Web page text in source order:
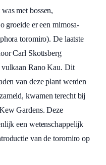
met bossen,
groeide er een mimosa-
toromiro). De laatste
Carl Skottsberg
vulkaan Rano Kau. Dit
van deze plant werden
kwamen terecht bij
Gardens. Deze
een wetenschappelijk
van de toromiro op